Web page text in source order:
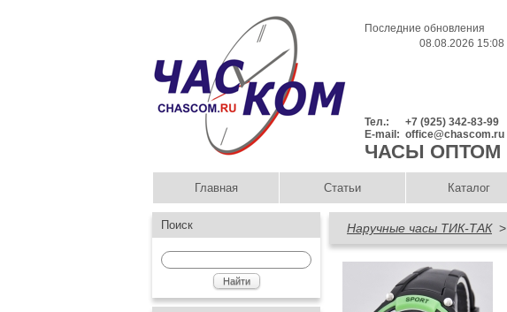
Последние обновления
08.08.2026 15:08
Тел.:
+7 (925) 342-83-99
E-mail: office@chascom.ru
ЧАСЫ ОПТОМ
Главная Статьи Каталог
Поиск Наручные часы ТИК-ТАК>